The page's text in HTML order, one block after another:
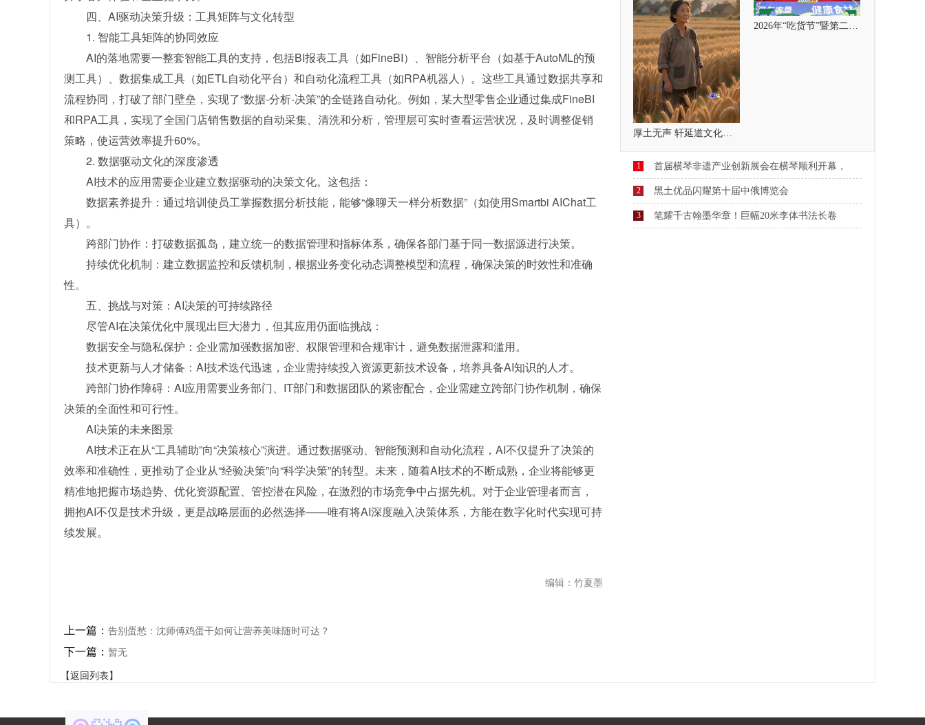
四、AI驱动决策升级：工具矩阵与文化转型
1. 智能工具矩阵的协同效应
AI的落地需要一整套智能工具的支持，包括BI报表工具（如FineBI）、智能分析平台（如基于AutoML的预
测工具）、数据集成工具（如ETL自动化平台）和自动化流程工具（如RPA机器人）。这些工具通过数据共享和
流程协同，打破了部门壁垒，实现了“数据-分析-决策”的全链路自动化。例如，某大型零售企业通过集成FineBI
和RPA工具，实现了全国门店销售数据的自动采集、清洗和分析，管理层可实时查看运营状况，及时调整促销
策略，使运营效率提升60%。
2. 数据驱动文化的深度渗透
AI技术的应用需要企业建立数据驱动的决策文化。这包括：
数据素养提升：通过培训使员工掌握数据分析技能，能够“像聊天一样分析数据”（如使用Smartbi AIChat工
具）。
跨部门协作：打破数据孤岛，建立统一的数据管理和指标体系，确保各部门基于同一数据源进行决策。
持续优化机制：建立数据监控和反馈机制，根据业务变化动态调整模型和流程，确保决策的时效性和准确
性。
五、挑战与对策：AI决策的可持续路径
尽管AI在决策优化中展现出巨大潜力，但其应用仍面临挑战：
数据安全与隐私保护：企业需加强数据加密、权限管理和合规审计，避免数据泄露和滥用。
技术更新与人才储备：AI技术迭代迅速，企业需持续投入资源更新技术设备，培养具备AI知识的人才。
跨部门协作障碍：AI应用需要业务部门、IT部门和数据团队的紧密配合，企业需建立跨部门协作机制，确保
决策的全面性和可行性。
AI决策的未来图景
AI技术正在从“工具辅助”向“决策核心”演进。通过数据驱动、智能预测和自动化流程，AI不仅提升了决策的
效率和准确性，更推动了企业从“经验决策”向“科学决策”的转型。未来，随着AI技术的不断成熟，企业将能够更
精准地把握市场趋势、优化资源配置、管控潜在风险，在激烈的市场竞争中占据先机。对于企业管理者而言，
拥抱AI不仅是技术升级，更是战略层面的必然选择——唯有将AI深度融入决策体系，方能在数字化时代实现可持
续发展。
编辑：竹夏墨
上一篇： 告别蛋愁：沈师傅鸡蛋干如何让营养美味随时可达？
下一篇： 暂无
【返回列表】
厚土无声 轩延道文化，疗愈自己，温暖他人
2026年“吃货节”暨第二届呼伦贝尔大草
1 首届横琴非遗产业创新展会在横琴顺利开幕，
2 黑土优品闪耀第十届中俄博览会
3 笔耀千古翰墨华章！巨幅20米李体书法长卷